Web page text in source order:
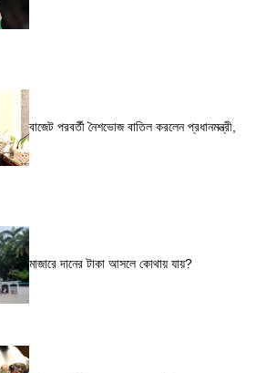
বাজেট পরবর্তী নৈশভোজ বাতিল করলেন প্রধানমন্ত্রী,
মাজারে দানের টাকা আসলে কোথায় যায়?